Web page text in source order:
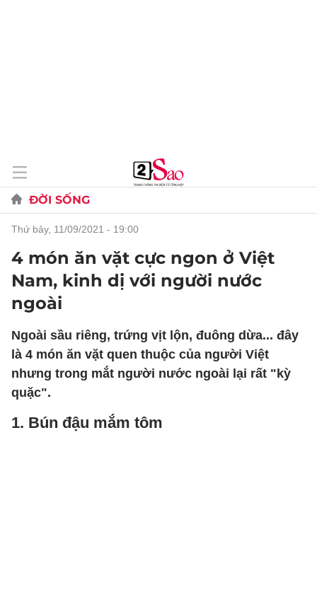
ĐỜI SỐNG
thứ bảy, 11/09/2021 - 19:00
4 món ăn vặt cực ngon ở Việt
Nam, kinh dị với người nước
ngoài
Ngoài sầu riêng, trứng vịt lộn, đuông dừa... đây
là 4 món ăn vặt quen thuộc của người Việt
nhưng trong mắt người nước ngoài lại rất "kỳ
quặc".
1. Bún đậu mắm tôm